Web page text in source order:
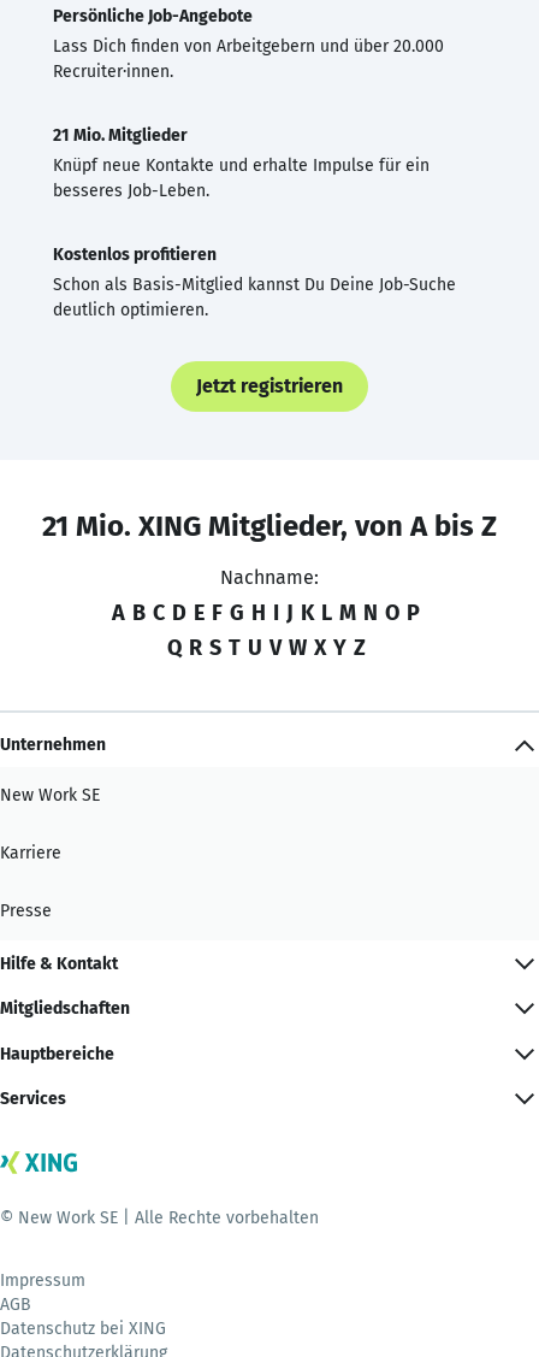
Persönliche Job-Angebote
Lass Dich finden von Arbeitgebern und über 20.000
Recruiter·innen.
21 Mio. Mitglieder
Knüpf neue Kontakte und erhalte Impulse für ein
besseres Job-Leben.
Kostenlos profitieren
Schon als Basis-Mitglied kannst Du Deine Job-Suche
deutlich optimieren.
Jetzt registrieren
21 Mio. XING Mitglieder, von A bis Z
Nachname:
A B C D E F G H I J K L M N O P
Q R S T U V W X Y Z
Unternehmen
New Work SE
Karriere
Presse
Hilfe & Kontakt
Mitgliedschaften
Hauptbereiche
Services
© New Work SE | Alle Rechte vorbehalten
Impressum
AGB
Datenschutz bei XING
Datenschutzerklärung